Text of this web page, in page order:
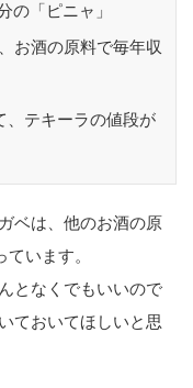
の「ピニャ」
お酒の原料で毎年収
、テキーラの値段が
ベは、他のお酒の原
います。
となくでもいいので
ておいてほしいと思